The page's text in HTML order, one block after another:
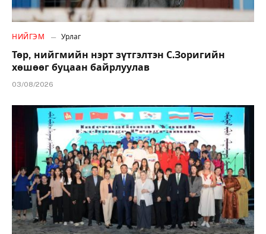
НИЙГЭМ Урлаг
Төр, нийгмийн нэрт зүтгэлтэн С.Зоригийн
хөшөөг буцаан байрлуулав
03/08/2026